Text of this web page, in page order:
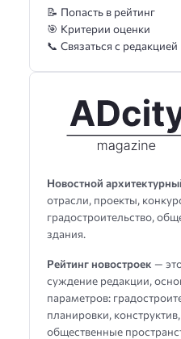
Новостной
отрасли, проекты,
градостроительство,
здания.
Рейтинг новостроек —
суждение редакции,
параметров:
планировки,
общественные
📝 Попасть в рейтинг
🎯 Критерии оценки
📞 Связаться с редакцией